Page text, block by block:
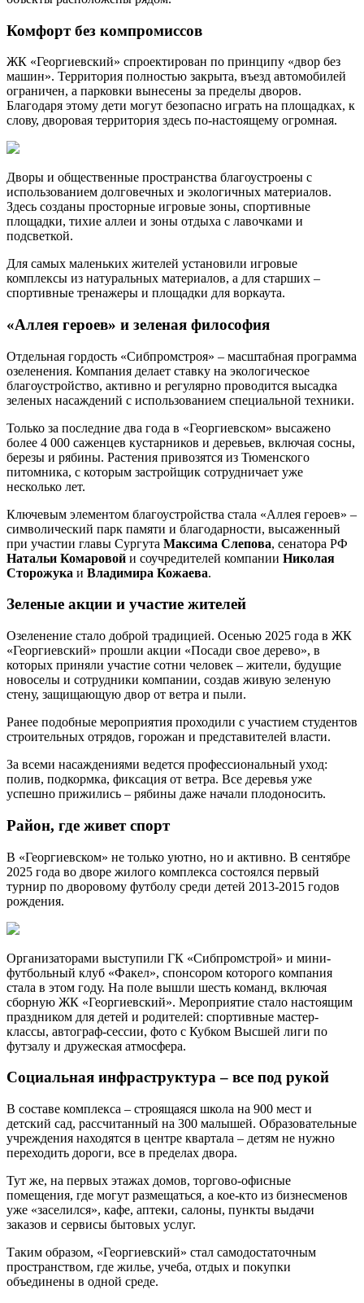
Комфорт без компромиссов
ЖК «Георгиевский» спроектирован по принципу «двор без
машин». Территория полностью закрыта, въезд автомобилей
ограничен, а парковки вынесены за пределы дворов.
Благодаря этому дети могут безопасно играть на площадках, к
слову, дворовая территория здесь по-настоящему огромная.
Дворы и общественные пространства благоустроены с
использованием долговечных и экологичных материалов.
Здесь созданы просторные игровые зоны, спортивные
площадки, тихие аллеи и зоны отдыха с лавочками и
подсветкой.
Для самых маленьких жителей установили игровые
комплексы из натуральных материалов, а для старших ‒
спортивные тренажеры и площадки для воркаута.
«Аллея героев» и зеленая философия
Отдельная гордость «Сибпромстроя» ‒ масштабная программа
озеленения. Компания делает ставку на экологическое
благоустройство, активно и регулярно проводится высадка
зеленых насаждений с использованием специальной техники.
Только за последние два года в «Георгиевском» высажено
более 4 000 саженцев кустарников и деревьев, включая сосны,
березы и рябины. Растения привозятся из Тюменского
питомника, с которым застройщик сотрудничает уже
несколько лет.
Ключевым элементом благоустройства стала «Аллея героев» ‒
символический парк памяти и благодарности, высаженный
при участии главы Сургута Максима Слепова, сенатора РФ
Натальи Комаровой и соучредителей компании Николая
Сторожука и Владимира Кожаева.
Зеленые акции и участие жителей
Озеленение стало доброй традицией. Осенью 2025 года в ЖК
«Георгиевский» прошли акции «Посади свое дерево», в
которых приняли участие сотни человек ‒ жители, будущие
новоселы и сотрудники компании, создав живую зеленую
стену, защищающую двор от ветра и пыли.
Ранее подобные мероприятия проходили с участием студентов
строительных отрядов, горожан и представителей власти.
За всеми насаждениями ведется профессиональный уход:
полив, подкормка, фиксация от ветра. Все деревья уже
успешно прижились ‒ рябины даже начали плодоносить.
Район, где живет спорт
В «Георгиевском» не только уютно, но и активно. В сентябре
2025 года во дворе жилого комплекса состоялся первый
турнир по дворовому футболу среди детей 2013-2015 годов
рождения.
Организаторами выступили ГК «Сибпромстрой» и мини-
футбольный клуб «Факел», спонсором которого компания
стала в этом году. На поле вышли шесть команд, включая
сборную ЖК «Георгиевский». Мероприятие стало настоящим
праздником для детей и родителей: спортивные мастер-
классы, автограф-сессии, фото с Кубком Высшей лиги по
футзалу и дружеская атмосфера.
Социальная инфраструктура ‒ все под рукой
В составе комплекса ‒ строящаяся школа на 900 мест и
детский сад, рассчитанный на 300 малышей. Образовательные
учреждения находятся в центре квартала ‒ детям не нужно
переходить дороги, все в пределах двора.
Тут же, на первых этажах домов, торгово-офисные
помещения, где могут размещаться, а кое-кто из бизнесменов
уже «заселился», кафе, аптеки, салоны, пункты выдачи
заказов и сервисы бытовых услуг.
Таким образом, «Георгиевский» стал самодостаточным
пространством, где жилье, учеба, отдых и покупки
объединены в одной среде.